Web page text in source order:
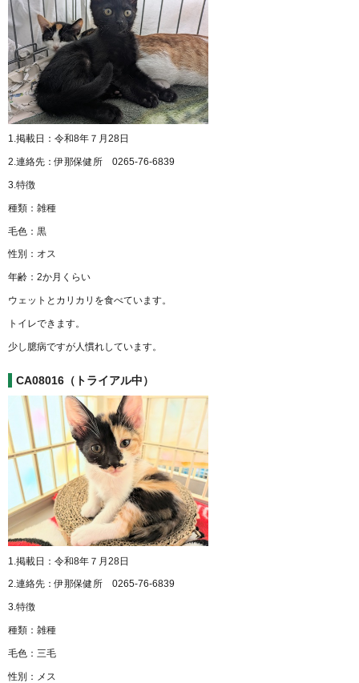
1.掲載日：令和8年７月28日
2.連絡先：伊那保健所 0265-76-6839
3.特徴
種類：雑種
毛色：黒
性別：オス
年齢：2か月くらい
ウェットとカリカリを食べています。
トイレできます。
少し臆病ですが人慣れしています。
CA08016（トライアル中）
1.掲載日：令和8年７月28日
2.連絡先：伊那保健所 0265-76-6839
3.特徴
種類：雑種
毛色：三毛
性別：メス